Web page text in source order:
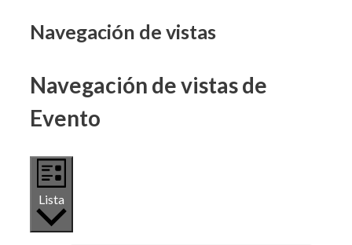
Eventos
Navegación de vistas
Navegación de vistas de
Evento
Lista